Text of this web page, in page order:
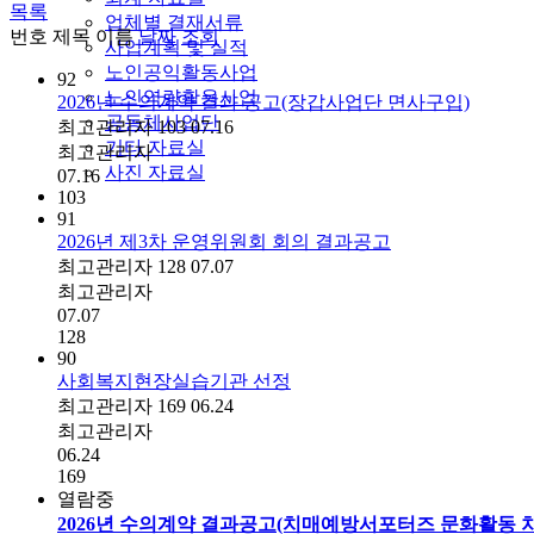
업체별 결재서류
사업계획 및 실적
노인공익활동사업
노인역량활용사업
공동체사업단
기타 자료실
사진 자료실
목록
번호 제목 이름 날짜 조회
92
2026년 수의계약 결과 공고(장갑사업단 면사구입)
최고관리자 103 07.16
최고관리자
07.16
103
91
2026년 제3차 운영위원회 회의 결과공고
최고관리자 128 07.07
최고관리자
07.07
128
90
사회복지현장실습기관 선정
최고관리자 169 06.24
최고관리자
06.24
169
열람중
2026년 수의계약 결과공고(치매예방서포터즈 문화활동